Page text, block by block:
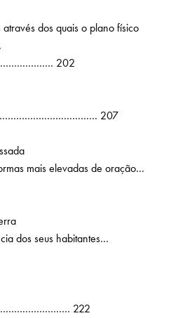
dos quais o plano físico
202
207
mais elevadas de oração…
dos seus habitantes…
222